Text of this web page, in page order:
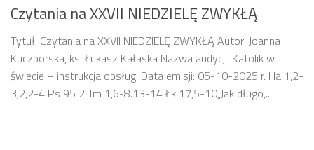
Czytania na XXVII NIEDZIELĘ ZWYKŁĄ
Tytuł: Czytania na XXVII NIEDZIELĘ ZWYKŁĄ Autor: Joanna
Kuczborska, ks. Łukasz Kałaska Nazwa audycji: Katolik w
świecie – instrukcja obsługi Data emisji: 05-10-2025 r. Ha 1,2-
3;2,2-4 Ps 95 2 Tm 1,6-8.13-14 Łk 17,5-10„Jak długo,...